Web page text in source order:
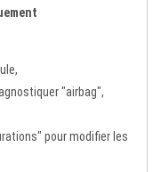
"airbag",
pour modifier les